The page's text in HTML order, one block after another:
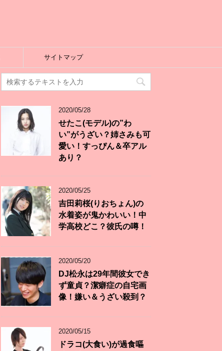
サイトマップ
2020/05/28
せたこ(モデル)の”わ
い”がうざい？姉さみも可
愛い！すっぴん＆卒アル
あり？
2020/05/25
吉田莉桜(りおちょん)の
水着姿が鬼かわいい！中
学高校どこ？彼氏の噂！
2020/05/20
DJ松永は29年間彼女でき
ず童貞？潔癖症の自宅画
像！嫌い＆うざい殺到？
2020/05/15
ドラコ(大食い)が過食嘔